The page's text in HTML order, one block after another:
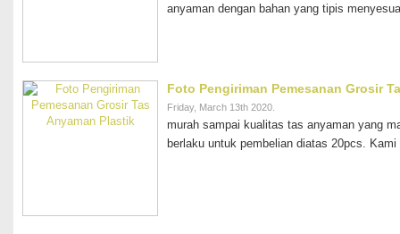
anyaman dengan bahan yang tipis
Foto Pengiriman Pemesanan Grosir
Friday, March 13th 2020.
murah sampai kualitas tas anyaman yang
berlaku untuk pembelian diatas 20pcs.